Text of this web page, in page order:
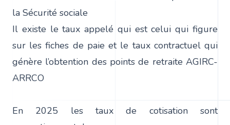
la Sécurité sociale
Il existe le taux appelé qui est celui qui figure
sur les fiches de paie et le taux contractuel qui
génère l’obtention des points de retraite AGIRC-
ARRCO
En 2025 les taux de cotisation sont